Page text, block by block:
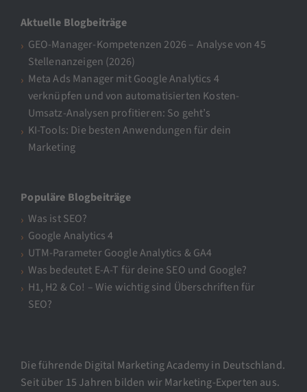
Aktuelle Blogbeiträge
GEO-Manager-Kompetenzen 2026 – Analyse von 45
Stellenanzeigen (2026)
Meta Ads Manager mit Google Analytics 4
verknüpfen und von automatisierten Kosten-
Umsatz-Analysen profitieren: So geht’s
KI-Tools: Die besten Anwendungen für dein
Marketing
Populäre Blogbeiträge
Was ist SEO?
Google Analytics 4
UTM-Parameter Google Analytics & GA4
Was bedeutet E-A-T für deine SEO und Google?
H1, H2 & Co! – Wie wichtig sind Überschriften für
SEO?
Die führende Digital Marketing Academy in Deutschland.
Seit über 15 Jahren bilden wir Marketing-Experten aus.